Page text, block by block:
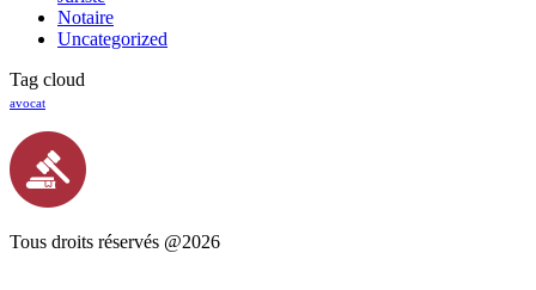
Notaire
Uncategorized
Tag cloud
avocat
Tous droits réservés @2026